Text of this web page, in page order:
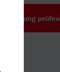
Verbindung prüfen